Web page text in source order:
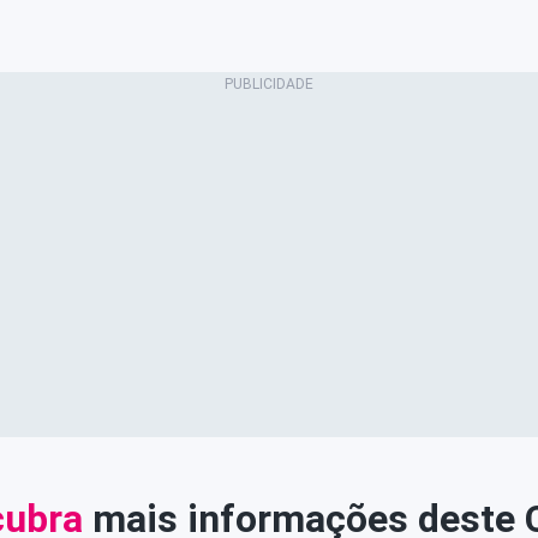
mais informações deste